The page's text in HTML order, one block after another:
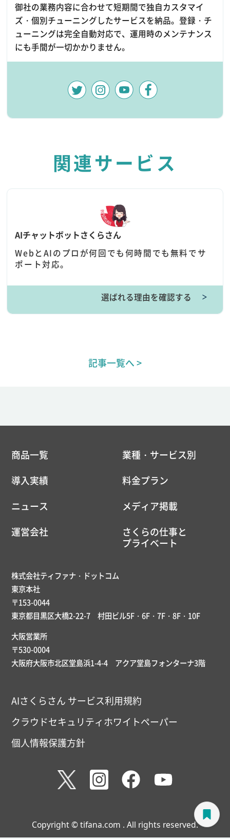
御社の業務内容に合わせて短期間で独自カスタマイ
ズ・個別チューニングしたサービスを納品。登録・チ
ューニングは完全自動対応で、運用時のメンテナンス
にも手間が一切かかりません。
関連サービス
AIチャットボットさくらさん
WebとAIのプロが何回でも何時間でも無料でサ
ポート対応。
選ばれる理由を確認する ＞
記事一覧へ >
商品一覧
業種・サービス別
導入実績
料金プラン
ニュース
メディア掲載
運営会社
さくらの仕事と
プライベート
株式会社ティファナ・ドットコム
東京本社
〒153-0044
東京都目黒区大橋2-22-7 村田ビル5F・6F・7F・8F・10F
大阪営業所
〒530-0004
大阪府大阪市北区堂島浜1-4-4 アクア堂島フォンターナ3階
AIさくらさん サービス利用規約
クラウドセキュリティホワイトペーパー
個人情報保護方針
Copyright © tifana.com . All rights reserved.